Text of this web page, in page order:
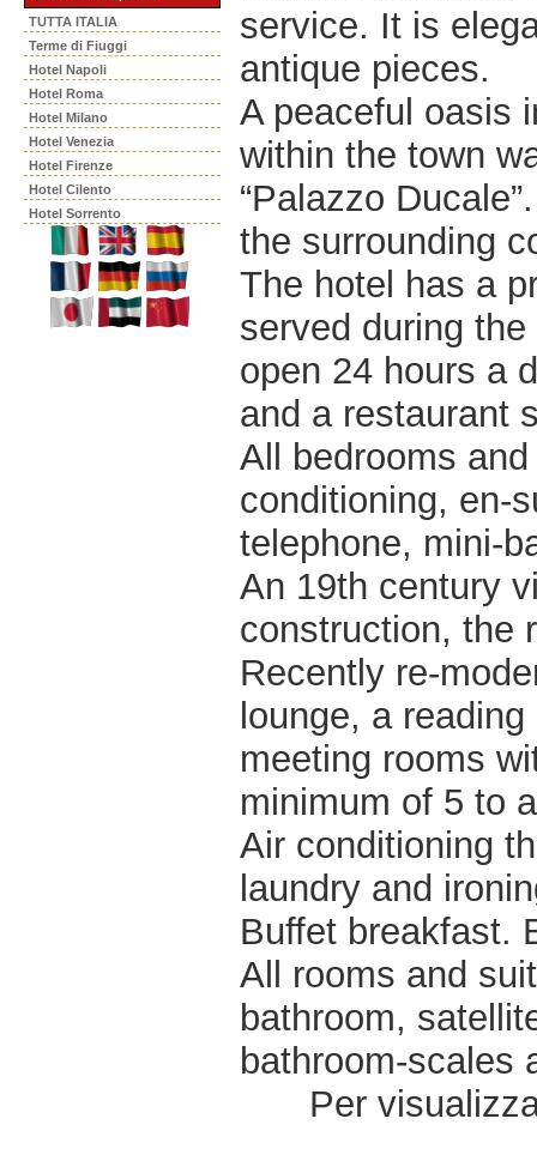
TUTTA ITALIA
Terme di Fiuggi
Hotel Napoli
Hotel Roma
Hotel Milano
Hotel Venezia
Hotel Firenze
Hotel Cilento
Hotel Sorrento
service. It is
antique pieces.
A peaceful oasis
within the town
“Palazzo
the surrounding
The hotel has a
served during
open 24 hours a
and a restaurant
All bedrooms
conditioning, en-
telephone, mini-
An 19th century
construction, the
Recently re-
lounge, a
meeting rooms
minimum of 5 to
Air conditioning
laundry and
Buffet breakfast.
All rooms and
bathroom,
bathroom-scales
Per